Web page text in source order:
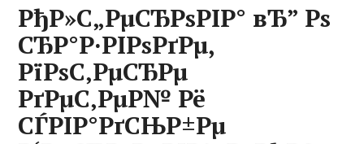
РђР»С„РµСЂРѕРІР° вЂ” Рѕ
СЂР°Р·РІРѕРґРµ,
РїРѕС‚РµСЂРµ
РґРµС‚РµР№ Рё
СЃРІР°РґСЊР±Рµ